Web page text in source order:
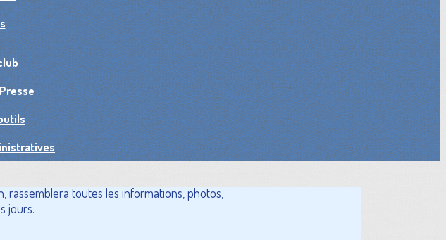
toutes les informations, photos,
jours.